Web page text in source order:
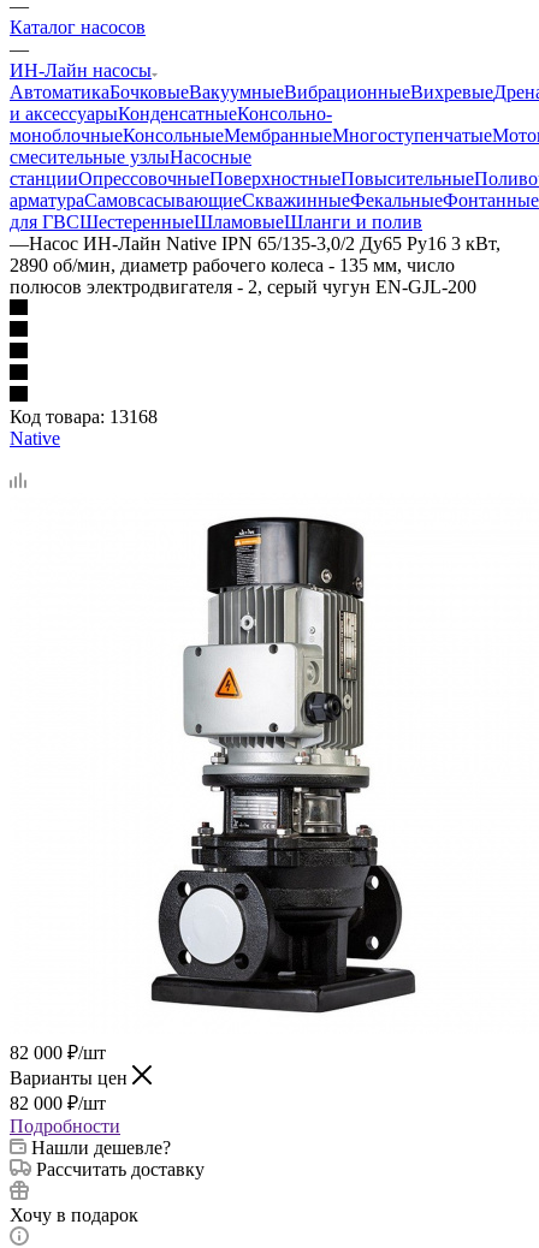
—
Каталог насосов
—
ИН-Лайн насосы
АвтоматикаБочковыеВакуумныеВибрационныеВихревые
и аксессуарыКонденсатныеКонсольно-
моноблочныеКонсольныеМембранныеМногоступенчатые
смесительные узлыНасосные
станцииОпрессовочныеПоверхностныеПовысительные
арматураСамовсасывающиеСкважинныеФекальныеФонтанные
для ГВСШестеренныеШламовыеШланги и полив
—Насос ИН-Лайн Native IPN 65/135-3,0/2 Ду65 Ру16 3 кВт,
2890 об/мин, диаметр рабочего колеса - 135 мм, число
полюсов электродвигателя - 2, серый чугун EN-GJL-200
Код товара: 13168
Native
82 000 ₽/шт
Варианты цен
82 000 ₽/шт
Подробности
Нашли дешевле?
Рассчитать доставку
Хочу в подарок